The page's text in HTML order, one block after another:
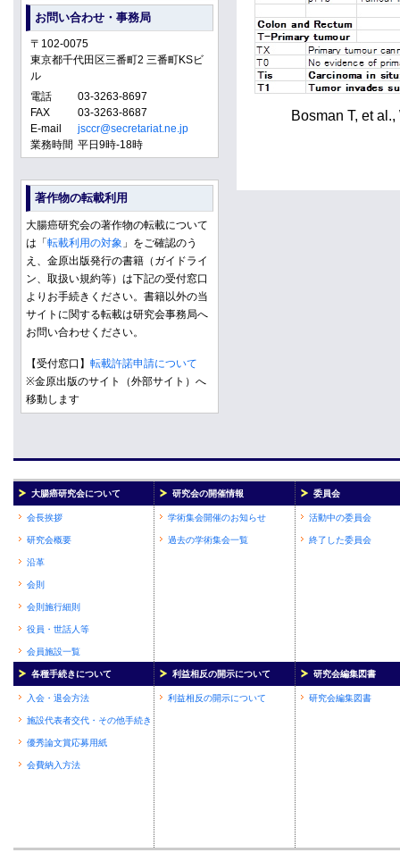
Bosman T, et
お問い合わせ・事務局
〒102-0075
東京都千代田区三番町2 三番町KSビ
ル
電話
03-3263-8697
FAX
03-3263-8687
E-mail
jsccr@secretariat.ne.jp
業務時間 平日9時-18時
著作物の転載利用
大腸癌研究会の著作物の転載について
は「転載利用の対象 」をご確認のう
え、金原出版発行の書籍（ガイドライ
ン、取扱い規約等）は下記の受付窓口
よりお手続きください。書籍以外の当
サイトに関する転載は研究会事務局へ
お問い合わせください。
【受付窓口】 転載許諾申請について
※金原出版のサイト（外部サイト）へ
移動します
大腸癌研究会について 研究会の開催情報 委員会
会長挨拶
研究会概要
沿革
会則
会則施行細則
役員・世話人等
会員施設一覧
学術集会開催のお知らせ
過去の学術集会一覧
活動中の委員会
終了した委員会
各種手続きについて 利益相反の開示について 研究会編集図書
入会・退会方法
施設代表者交代・その他手続き
優秀論文賞応募用紙
会費納入方法
利益相反の開示について 研究会編集図書